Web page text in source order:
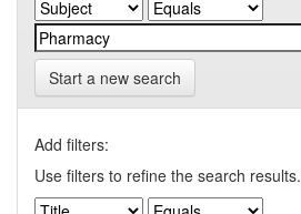
Start a new search
Add filters:
Use filters to refine the search results.